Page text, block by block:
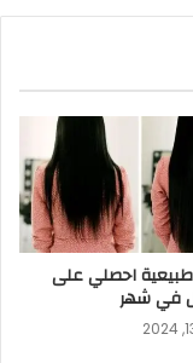
احصلي على
في شهر